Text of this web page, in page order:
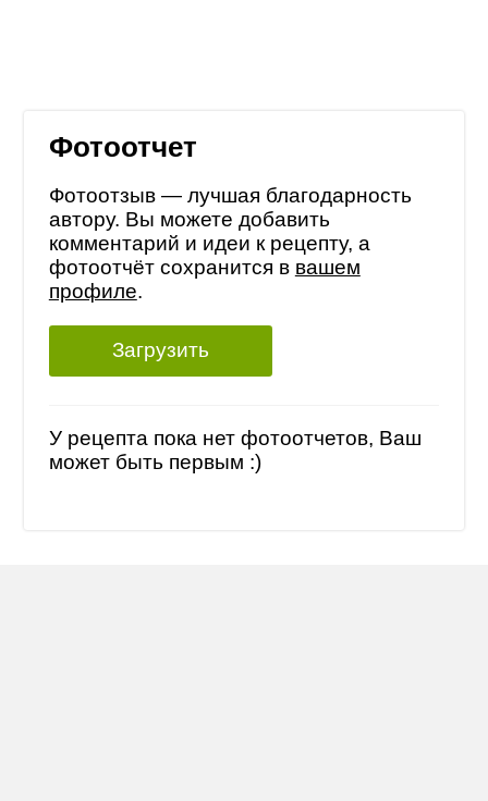
Фотоотчет
Фотоотзыв — лучшая благодарность
автору. Вы можете добавить
комментарий и идеи к рецепту, а
фотоотчёт сохранится в вашем
профиле.
Загрузить
У рецепта пока нет фотоотчетов, Ваш
может быть первым :)